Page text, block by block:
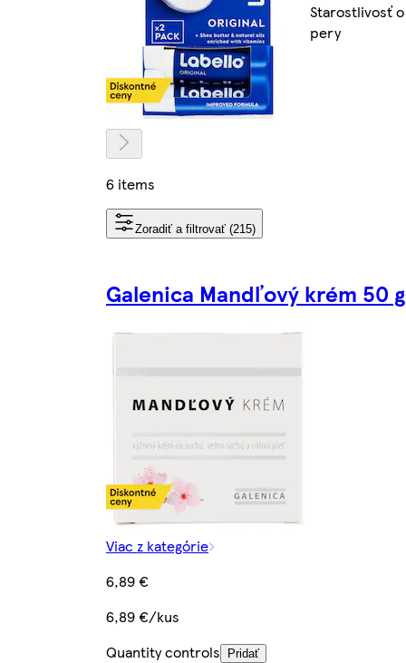
Starostlivosť o
pery
6 items
Zoradiť a filtrovať (215)
Galenica Mandľový krém 50 g
Viac z kategórie
6,89 €
6,89 €/kus
Quantity controls
Pridať